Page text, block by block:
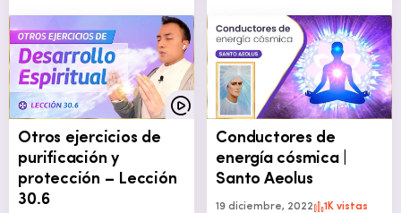
Otros ejercicios de
purificación y
protección – Lección
30.6
Conductores de
energía cósmica |
Santo Aeolus
19 diciembre, 2022 1K vistas